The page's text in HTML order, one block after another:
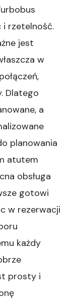
i rzetelność.
jest
w
Dlatego
a
planowania
atutem
obsługa
gotowi
w rezerwacji
każdy
prosty i